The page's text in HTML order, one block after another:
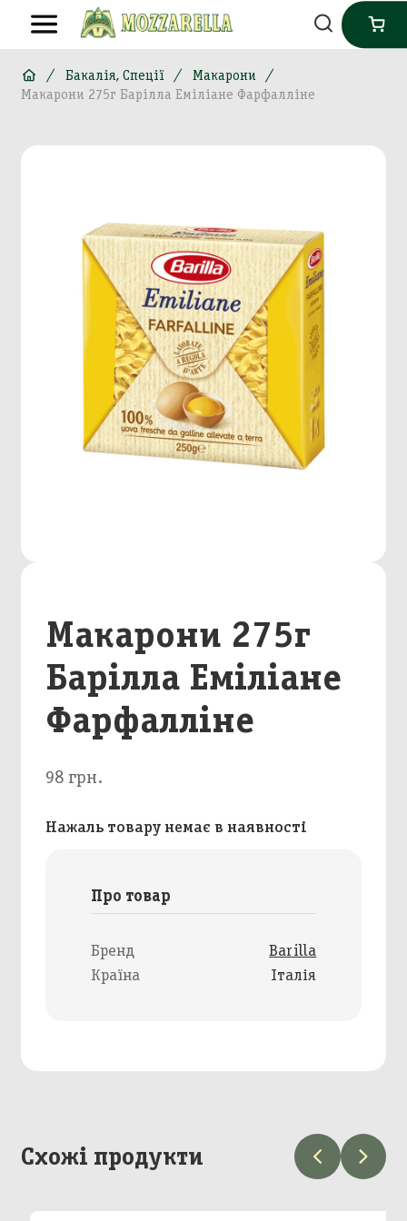
Бакалія, Спеції
Макарони
Макарони 275г Барілла Еміліане Фарфалліне
Макарони 275г
Барілла Еміліане
Фарфалліне
98 грн.
Нажаль товару немає в наявності
Про товар
Бренд
Barilla
Країна
Італія
Схожі продукти